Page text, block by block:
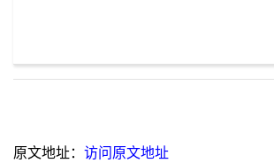
原文地址： 访问原文地址